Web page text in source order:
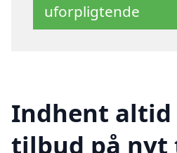
uforpligtende
Indhent altid
tilbud på nyt